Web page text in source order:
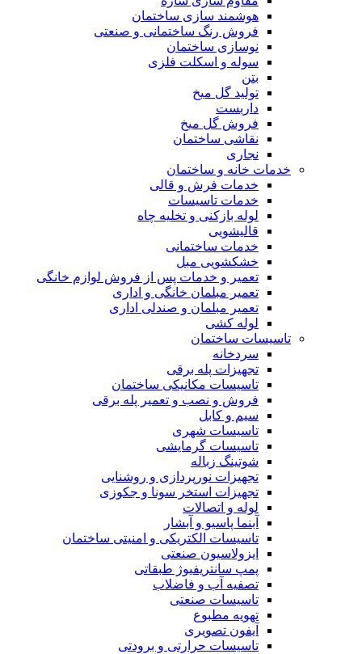
هوشمند سازی ساختمان
فروش رنگ ساختمانی و صنعتی
نوسازی ساختمان
سوله و اسکلت فلزی
تولید گل میخ
فروش گل میخ
نقاشی ساختمان
خدمات خانه و ساختمان
خدمات فرش و قالی
خدمات تاسیسات
لوله بازکنی و تخلیه چاه
قالیشویی
خدمات ساختمانی
خشکشویی مبل
تعمیر و خدمات پس از فروش لوازم خانگی
تعمیر مبلمان خانگی و اداری
تعمیر مبلمان و صندلی اداری
لوله کشی
تاسیسات ساختمان
سردخانه
تجهیزات پله برقی
تاسیسات مکانیکی ساختمان
فروش و نصب و تعمیر پله برقی
سیم و کابل
تاسیسات شهری
تاسیسات گرمایشی
شوتینگ زباله
تجهیزات نورپردازی و روشنایی
تجهیزات استخر سونا و جکوزی
لوله و اتصالات
آبنما پاسیو و آبشار
تاسیسات الکتریکی و امنیتی ساختمان
ایزولاسیون صنعتی
پمپ سانتریفیوژ طبقاتی
تصفیه آب و فاضلاب
تاسیسات صنعتی
تهویه مطبوع
آیفون تصویری
تاسیسات حرارتی و برودتی